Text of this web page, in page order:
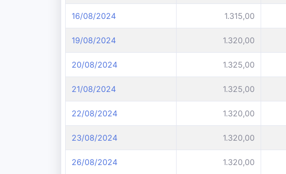
16/08/2024 1.315,00
19/08/2024 1.320,00
20/08/2024 1.325,00
21/08/2024 1.325,00
22/08/2024 1.320,00
23/08/2024 1.320,00
26/08/2024 1.320,00